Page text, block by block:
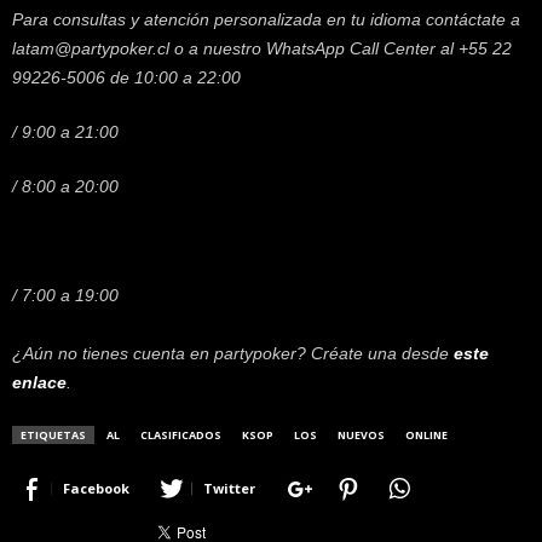
Para consultas y atención personalizada en tu idioma contáctate a
latam@partypoker.cl o a nuestro WhatsApp Call Center al +55 22
99226-5006 de 10:00 a 22:00
/ 9:00 a 21:00
/ 8:00 a 20:00
/ 7:00 a 19:00
¿Aún no tienes cuenta en partypoker? Créate una desde este
enlace
ETIQUETAS AL CLASIFICADOS KSOP LOS NUEVOS ONLINE
Facebook Twitter